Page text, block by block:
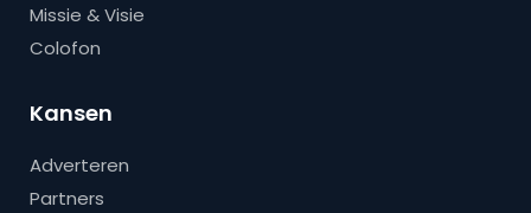
Missie & Visie
Colofon
Kansen
Adverteren
Partners